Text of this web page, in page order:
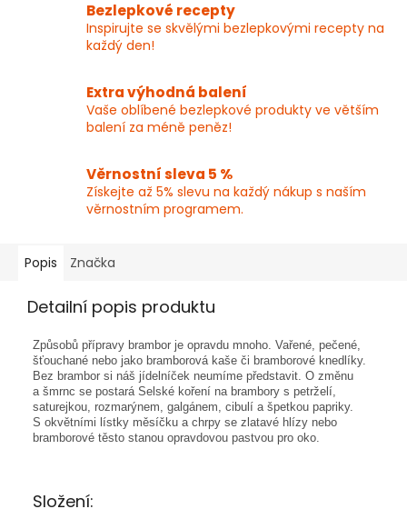
Bezlepkové recepty
Inspirujte se skvělými bezlepkovými recepty na
každý den!
Extra výhodná balení
Vaše oblíbené bezlepkové produkty ve větším
balení za méně peněz!
Věrnostní sleva 5 %
Získejte až 5% slevu na každý nákup s naším
věrnostním programem.
Popis Značka
Detailní popis produktu
Způsobů přípravy brambor je opravdu mnoho. Vařené, pečené,
šťouchané nebo jako bramborová kaše či bramborové knedlíky.
Bez brambor si náš jídelníček neumíme představit. O změnu
a šmrnc se postará Selské koření na brambory s petrželí,
saturejkou, rozmarýnem, galgánem, cibulí a špetkou papriky.
S okvětními lístky měsíčku a chrpy se zlatavé hlízy nebo
bramborové těsto stanou opravdovou pastvou pro oko.
Složení: